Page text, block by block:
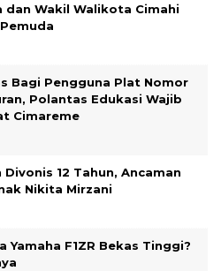
dan Wakil Walikota Cimahi
Bagi Pengguna Plat Nomor
Polantas Edukasi Wajib
Cimareme
12 Tahun, Ancaman
Nikita Mirzani
Yamaha F1ZR Bekas Tinggi?